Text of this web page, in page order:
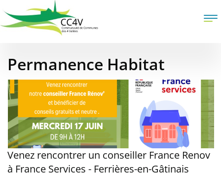
au
contenu
Permanence Habitat
Venez rencontrer un conseiller France Renov
à France Services - Ferrières-en-Gâtinais